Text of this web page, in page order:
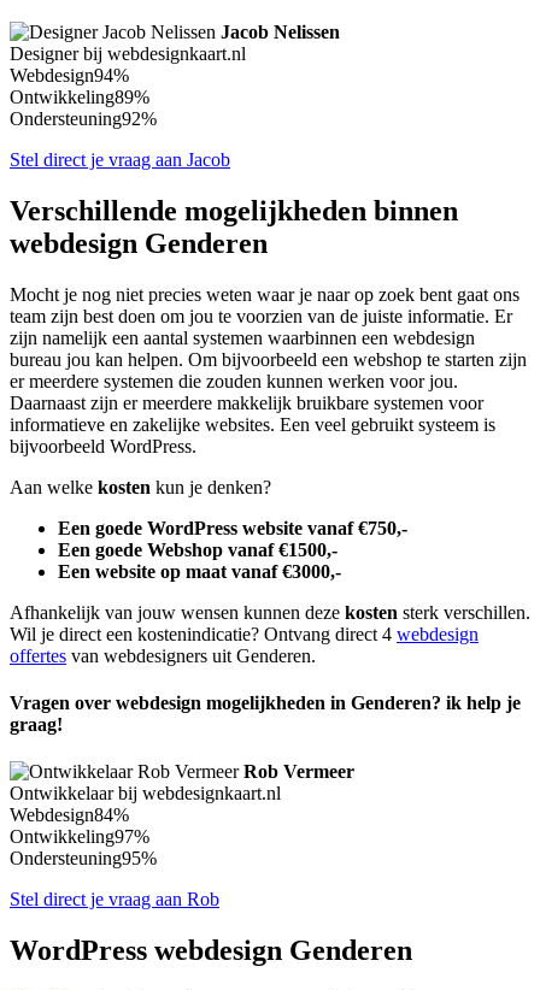
Jacob Nelissen
Designer bij webdesignkaart.nl
Webdesign94%
Ontwikkeling89%
Ondersteuning92%
Stel direct je vraag aan Jacob
Verschillende mogelijkheden binnen
webdesign Genderen
Mocht je nog niet precies weten waar je naar op zoek bent gaat ons
team zijn best doen om jou te voorzien van de juiste informatie. Er
zijn namelijk een aantal systemen waarbinnen een webdesign
bureau jou kan helpen. Om bijvoorbeeld een webshop te starten zijn
er meerdere systemen die zouden kunnen werken voor jou.
Daarnaast zijn er meerdere makkelijk bruikbare systemen voor
informatieve en zakelijke websites. Een veel gebruikt systeem is
bijvoorbeeld WordPress.
Aan welke kosten kun je denken?
Een goede WordPress website vanaf €750,-
Een goede Webshop vanaf €1500,-
Een website op maat vanaf €3000,-
Afhankelijk van jouw wensen kunnen deze kosten sterk verschillen.
Wil je direct een kostenindicatie? Ontvang direct 4 webdesign
offertes van webdesigners uit Genderen.
Vragen over webdesign mogelijkheden in Genderen? ik help je
graag!
Rob Vermeer
Ontwikkelaar bij webdesignkaart.nl
Webdesign84%
Ontwikkeling97%
Ondersteuning95%
Stel direct je vraag aan Rob
WordPress webdesign Genderen